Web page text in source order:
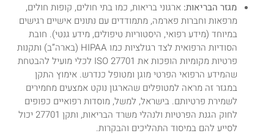
מגזר הבריאות: ארגוני בריאות, כמו בתי חולים, קופות חולים,
מרפאות וחברות פארמה, מתמודדים עם נתונים אישיים רגישים
במיוחד (מידע רפואי, היסטוריות טיפולים, מידע גנטי). חובת
הסודיות הרפואית לצד רגולציות כמו HIPAA (בארה”ב) ותקנות
פרטיות מקומיות הופכות את ISO 27701 לכלי מועיל להבטחת
שהמידע הרפואי הפרטי מוגן ומטופל כנדרש. אימוץ התקן
במגזר זה מראה למטופלים שהארגון נוקט אמצעים מחמירים
לשמירת פרטיותם. בישראל, למשל, מוסדות רפואיים כפופים
לחוק הגנת הפרטיות ולנהלי משרד הבריאות, ותקן 27701 יכול
לסייע להם במיסוד התהליכים והבקרות.